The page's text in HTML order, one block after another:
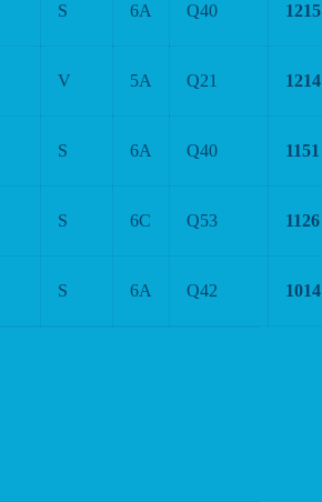
S 6A Q40 1215
V 5A Q21 1214
S 6A Q40 1151
S 6C Q53 1126
S 6A Q42 1014